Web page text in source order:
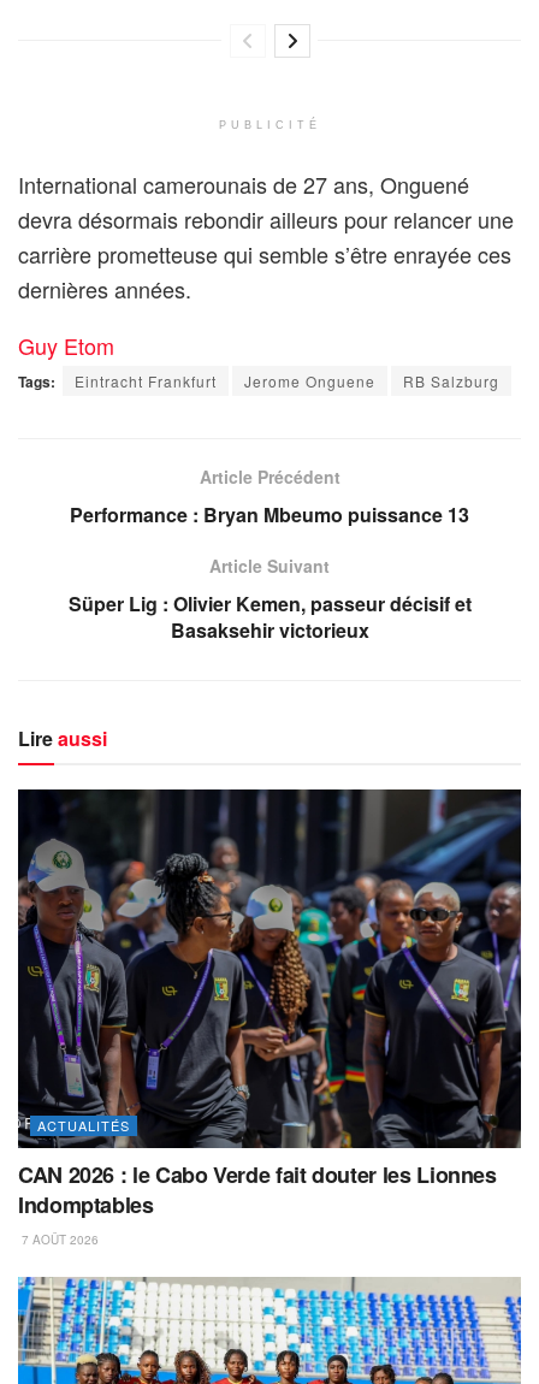
PUBLICITÉ
International camerounais de 27 ans, Onguené
devra désormais rebondir ailleurs pour relancer une
carrière prometteuse qui semble s’être enrayée ces
dernières années.
Guy Etom
Tags: Eintracht Frankfurt Jerome Onguene RB Salzburg
Article Précédent
Performance : Bryan Mbeumo puissance 13
Article Suivant
Süper Lig : Olivier Kemen, passeur décisif et
Basaksehir victorieux
Lireaussi
ACTUALITÉS
CAN 2026 : le Cabo Verde fait douter les Lionnes
Indomptables
7 AOÛT 2026